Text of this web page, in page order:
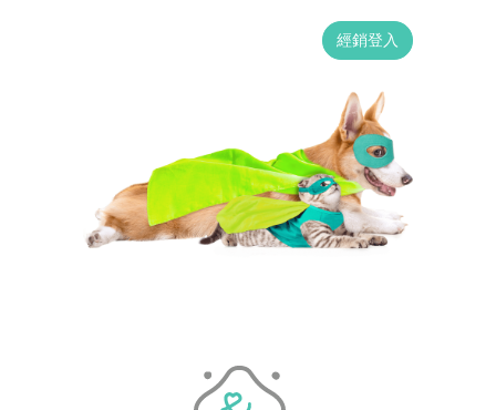
經銷登入